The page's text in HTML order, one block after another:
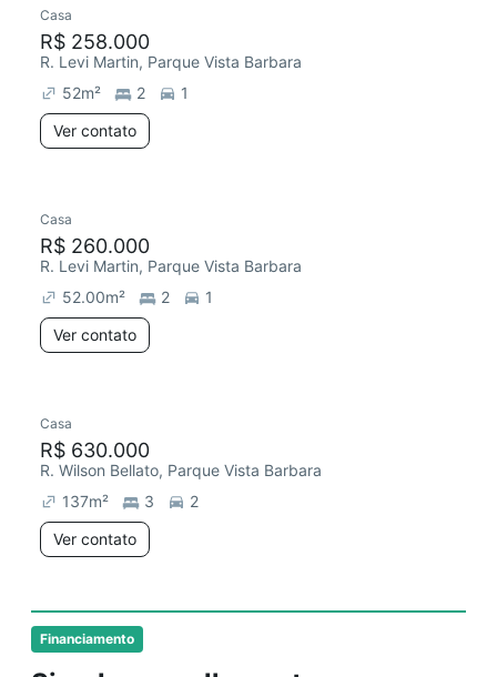
Financiamento
Casa
R$ 258.000
R. Levi Martin, Parque Vista Barbara
52m² 2
1
Ver contato
Casa
R$ 260.000
R. Levi Martin, Parque Vista Barbara
52.00m² 2
1
Ver contato
Casa
R$ 630.000
R. Wilson Bellato, Parque Vista Barbara
137m² 3
2
Ver contato